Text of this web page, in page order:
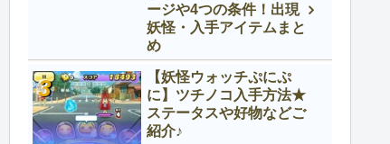
ージや4つの条件！出現
妖怪・入手アイテムまと
め
【妖怪ウォッチぷにぷ
に】ツチノコ入手方法★
ステータスや好物などご
紹介♪